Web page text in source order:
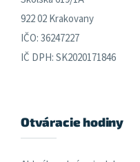
922 02 Krakovany
IČO: 36247227
IČ DPH: SK2020171846
Otváracie hodiny